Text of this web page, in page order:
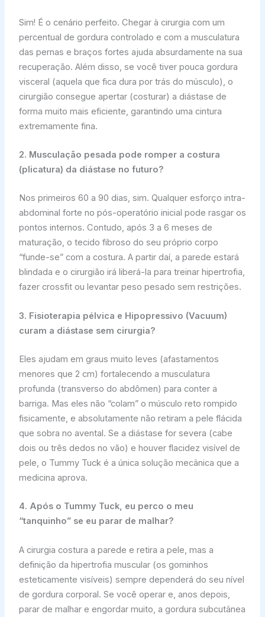
Sim! É o cenário perfeito. Chegar à cirurgia com um
percentual de gordura controlado e com a musculatura
das pernas e braços fortes ajuda absurdamente na sua
recuperação. Além disso, se você tiver pouca gordura
visceral (aquela que fica dura por trás do músculo), o
cirurgião consegue apertar (costurar) a diástase de
forma muito mais eficiente, garantindo uma cintura
extremamente fina.
2. Musculação pesada pode romper a costura
(plicatura) da diástase no futuro?
Nos primeiros 60 a 90 dias, sim. Qualquer esforço intra-
abdominal forte no pós-operatório inicial pode rasgar os
pontos internos. Contudo, após 3 a 6 meses de
maturação, o tecido fibroso do seu próprio corpo
“funde-se” com a costura. A partir daí, a parede estará
blindada e o cirurgião irá liberá-la para treinar hipertrofia,
fazer crossfit ou levantar peso pesado sem restrições.
3. Fisioterapia pélvica e Hipopressivo (Vacuum)
curam a diástase sem cirurgia?
Eles ajudam em graus muito leves (afastamentos
menores que 2 cm) fortalecendo a musculatura
profunda (transverso do abdômen) para conter a
barriga. Mas eles não “colam” o músculo reto rompido
fisicamente, e absolutamente não retiram a pele flácida
que sobra no avental. Se a diástase for severa (cabe
dois ou três dedos no vão) e houver flacidez visível de
pele, o Tummy Tuck é a única solução mecânica que a
medicina aprova.
4. Após o Tummy Tuck, eu perco o meu
“tanquinho” se eu parar de malhar?
A cirurgia costura a parede e retira a pele, mas a
definição da hipertrofia muscular (os gominhos
esteticamente visíveis) sempre dependerá do seu nível
de gordura corporal. Se você operar e, anos depois,
parar de malhar e engordar muito, a gordura subcutânea